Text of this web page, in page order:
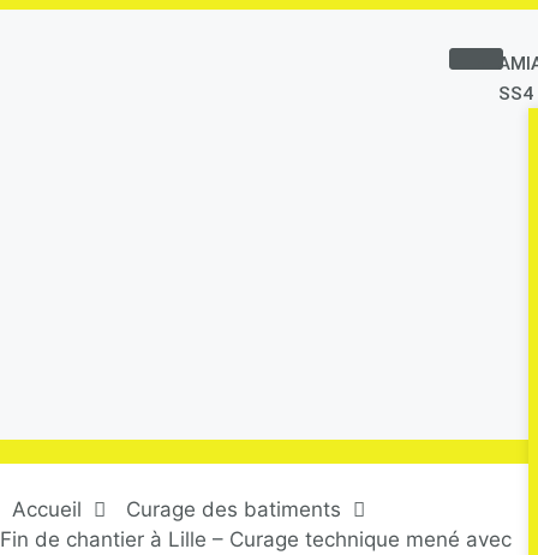
SS4
Accueil
Curage des batiments
Fin de chantier à Lille – Curage technique mené avec